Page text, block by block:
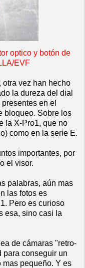
optico y botón de
EVF
otra vez han hecho
la dureza del dial
en el
bloqueo. Sobre los
la X-Pro1, que no
como en la serie E.
importantes, por
el visor.
palabras, aún mas
las fotos es
Pero es curioso
esa, sino casi la
de cámaras "retro-
para conseguir un
mas pequeño. Y es